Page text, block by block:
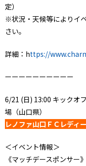
定）
※状況・天候等によりイ
さい。
詳細：https://
ーーーーーーーーーー
6/21 (日) 13:00 キックオ
場（山口県）
レノファ山口ＦＣレデ
＜イベント情報＞
《マッチデースポンサー